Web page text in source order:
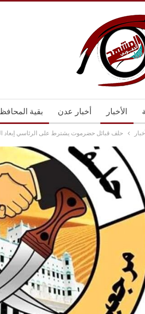
الأخبار أخبار عدن بقية
حلف قبائل حضرموت يشترط على الرئاسي إبعاد